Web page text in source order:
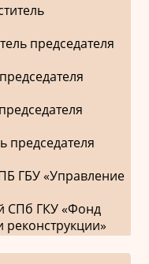
председателя
председателя
ГБУ «Управление
СПб ГКУ «Фонд
реконструкции»